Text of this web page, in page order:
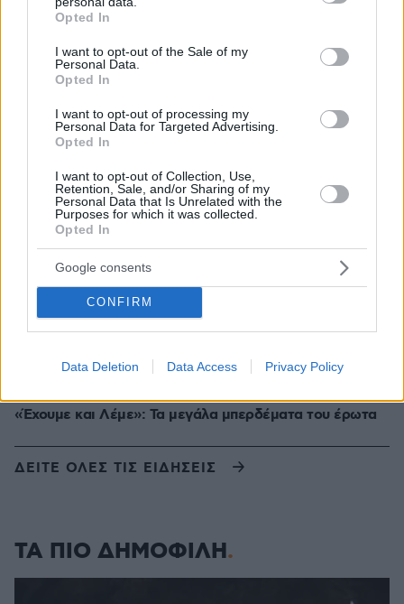
grant or deny consent to Google and its third-party tags to
use your data for below specified purposes in below Google
consent section.
Opted In
I want to opt-out of the Sale of my
Personal Data.
Opted In
I want to opt-out of processing my
Personal Data for Targeted Advertising.
Opted In
I want to opt-out of Collection, Use,
Retention, Sale, and/or Sharing of my
Personal Data that Is Unrelated with the
Purposes for which it was collected.
Opted In
Google consents
CONFIRM
Data Deletion Data Access Privacy Policy
Τα φρούτα που επιλέγουν 4 ενδοκρινολόγοι για
καλύτερο έλεγχο του σακχάρου – Το ένα μειώνει το
λίπος στην κοιλιά
Camila Cabello: Επέλεξε την Ελλάδα για τις διακοπές
της και τα beach look της είναι έμπνευση
πριν 16 λεπτά
Πώς η διατροφή της νέας μαμάς επηρεάζει το μητρικό
πριν 17 λεπτά
Είδατε αστερίες στη θάλασσα; Γιατί δεν πρέπει να τους
ξεκολλήσετε
πριν 23 λεπτά
Η επόμενη μέρα του τουρισμού μετά τις πυρκαγιές στο
Ρέθυμνο , η εικόνα σε Πρέβελη και Άγιο Βασίλειο
πριν 26 λεπτά
κάνουν;
πριν 26 λεπτά
«Έχουμε και Λέμε»: Τα μεγάλα μπερδέματα του έρωτα
πριν 33 λεπτά
ΔΕΙΤΕ ΟΛΕΣ ΤΙΣ ΕΙΔΗΣΕΙΣ
ΤΑ ΠΙΟ ΔΗΜΟΦΙΛΗ